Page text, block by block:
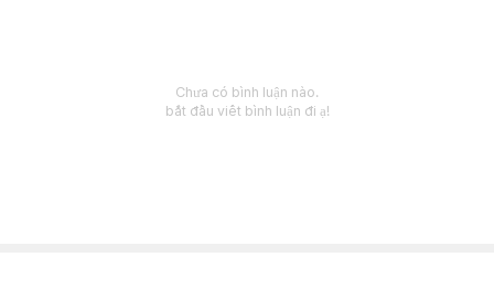
Chưa có bình luận nào.
bắt đầu viết bình luận đi ạ!